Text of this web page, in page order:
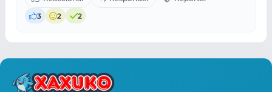
3 2 2